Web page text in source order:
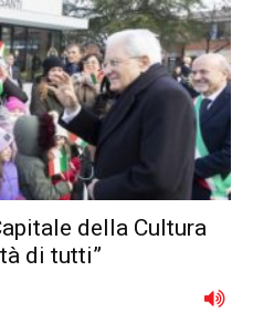
della Cultura
di tutti”